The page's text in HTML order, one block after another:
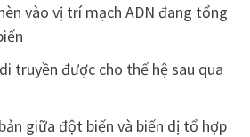
vào vị trí mạch ADN đang tổng
truyền được cho thế hệ sau qua
giữa đột biến và biến dị tổ hợp